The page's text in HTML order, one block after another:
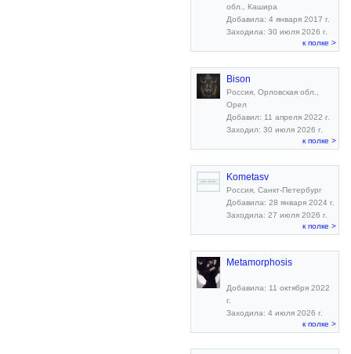
обл., Кашира
Добавила: 4 января 2017 г.
Заходила: 30 июля 2026 г.
к полке >
Bison
Россия, Орловская обл.,
Орел
Добавил: 11 апреля 2022 г.
Заходил: 30 июля 2026 г.
к полке >
Kometasv
Россия, Санкт-Петербург
Добавила: 28 января 2024 г.
Заходила: 27 июля 2026 г.
к полке >
Metamorphosis
Добавила: 11 октября 2022
г.
Заходила: 4 июля 2026 г.
к полке >